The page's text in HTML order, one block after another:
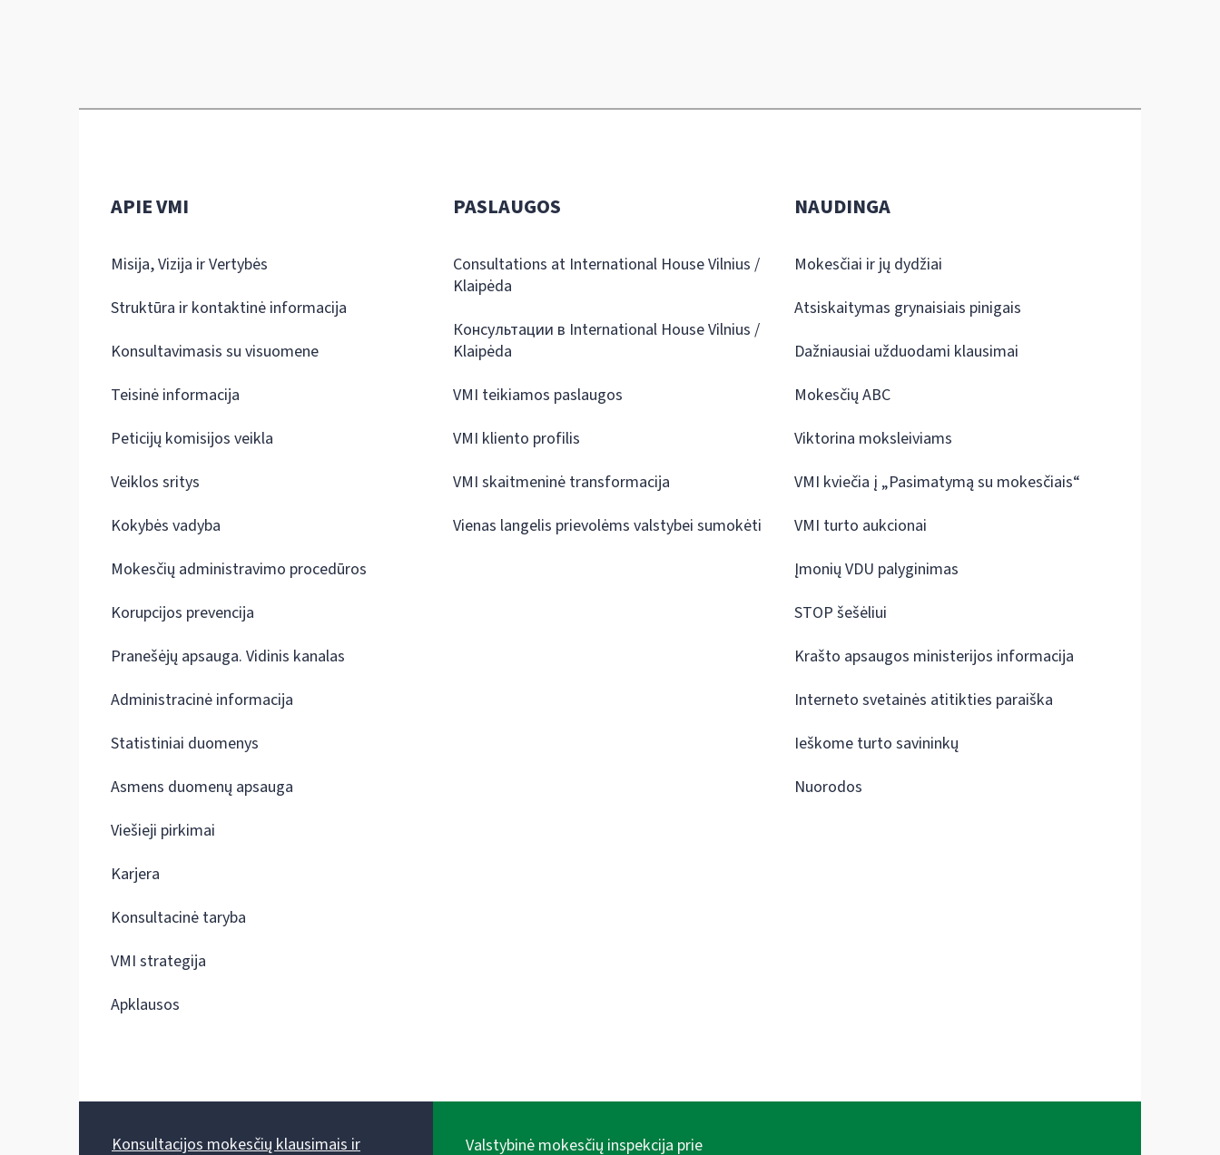
APIE VMI
Misija, Vizija ir Vertybės
Struktūra ir kontaktinė informacija
Konsultavimasis su visuomene
Teisinė informacija
Peticijų komisijos veikla
Veiklos sritys
Kokybės vadyba
Mokesčių administravimo procedūros
Korupcijos prevencija
Pranešėjų apsauga. Vidinis kanalas
Administracinė informacija
Statistiniai duomenys
Asmens duomenų apsauga
Viešieji pirkimai
Karjera
Konsultacinė taryba
VMI strategija
Apklausos
PASLAUGOS
Consultations at International House Vilnius /
Klaipėda
Консультации в International House Vilnius /
Klaipėda
VMI teikiamos paslaugos
VMI kliento profilis
VMI skaitmeninė transformacija
Vienas langelis prievolėms valstybei sumokėti
NAUDINGA
Mokesčiai ir jų dydžiai
Atsiskaitymas grynaisiais pinigais
Dažniausiai užduodami klausimai
Mokesčių ABC
Viktorina moksleiviams
VMI kviečia į „Pasimatymą su mokesčiais“
VMI turto aukcionai
Įmonių VDU palyginimas
STOP šešėliui
Krašto apsaugos ministerijos informacija
Interneto svetainės atitikties paraiška
Ieškome turto savininkų
Nuorodos
Konsultacijos mokesčių klausimais ir Valstybinė mokesčių inspekcija prie